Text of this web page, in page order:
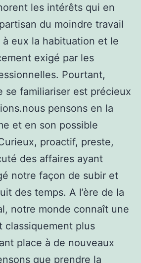
les intérêts qui en
du moindre travail
eux la habituation et le
exigé par les
Pourtant,
se familiariser est précieux
pensons en la
et en son possible
proactif, preste,
des affaires ayant
notre façon de subir et
des temps. A l’ère de la
notre monde connaît une
classiquement plus
place à de nouveaux
que prendre la